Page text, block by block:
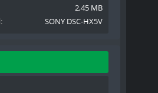
2,45 MB
SONY DSC-HX5V